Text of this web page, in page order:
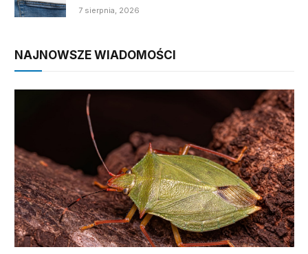
7 sierpnia, 2026
NAJNOWSZE WIADOMOŚCI